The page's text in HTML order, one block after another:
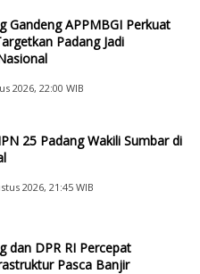
Gandeng APPMBGI Perkuat
Padang Jadi
2026, 22:00 WIB
25 Padang Wakili Sumbar di
2026, 21:45 WIB
dan DPR RI Percepat
Pasca Banjir